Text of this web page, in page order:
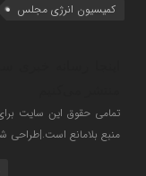
کمیسیون انرژی مجلس
تمامی حقوق این سایت
منبع بلامانع